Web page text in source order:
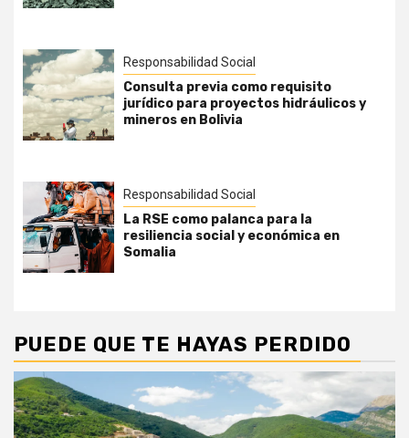
Responsabilidad Social
Consulta previa como requisito
jurídico para proyectos hidráulicos y
mineros en Bolivia
Responsabilidad Social
La RSE como palanca para la
resiliencia social y económica en
Somalia
PUEDE QUE TE HAYAS PERDIDO